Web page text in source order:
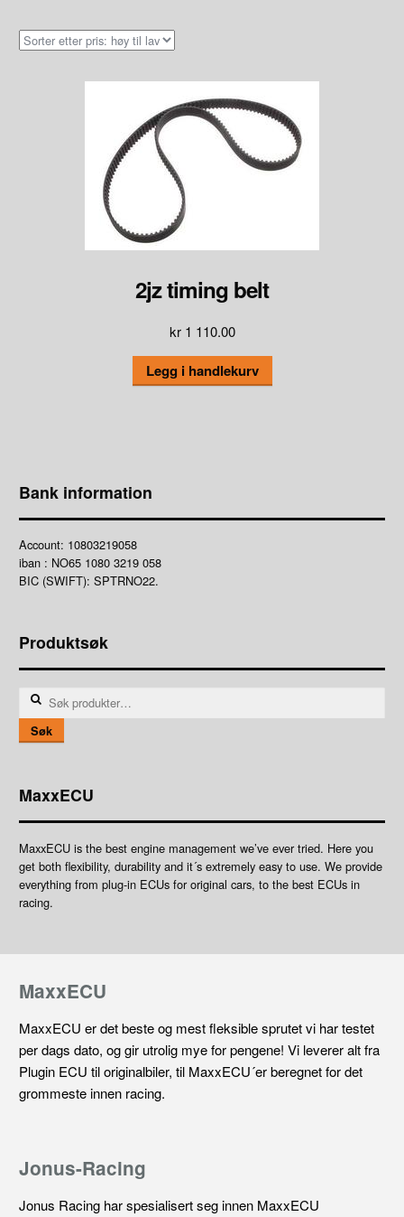
2jz timing belt
kr1 110.00
Legg i handlekurv
Bank information
Account: 10803219058
iban : NO65 1080 3219 058
BIC (SWIFT): SPTRNO22.
Produktsøk
Søk
Søk
MaxxECU
MaxxECU is the best engine management we’ve ever tried. Here you
get both flexibility, durability and it´s extremely easy to use. We provide
everything from plug-in ECUs for original cars, to the best ECUs in
racing.
MaxxECU
MaxxECU er det beste og mest fleksible sprutet vi har testet
per dags dato, og gir utrolig mye for pengene! Vi leverer alt fra
Plugin ECU til originalbiler, til MaxxECU´er beregnet for det
grommeste innen racing.
Jonus-Racing
Jonus Racing har spesialisert seg innen MaxxECU